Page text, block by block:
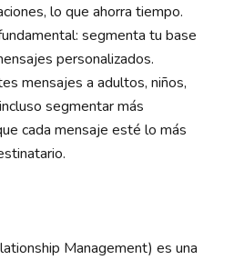
lo que ahorra tiempo.
segmenta tu base
personalizados.
mensajes a adultos, niños,
segmentar más
cada mensaje esté lo más
Management) es una